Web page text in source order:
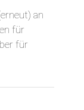
an
für
für